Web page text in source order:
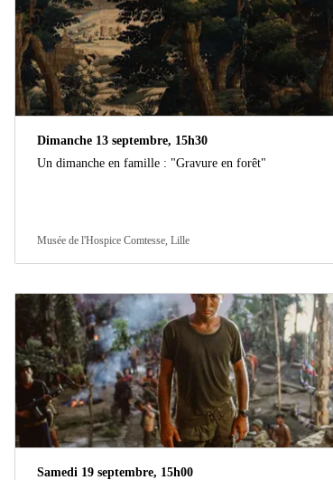
Dimanche 13 septembre, 15h30
Un dimanche en famille : "Gravure en forêt"
Musée de l'Hospice Comtesse, Lille
Samedi 19 septembre, 15h00